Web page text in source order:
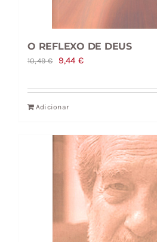
O REFLEXO DE DEUS
10,49€
O
original
era:
9,44 €O
atual
Adicionar